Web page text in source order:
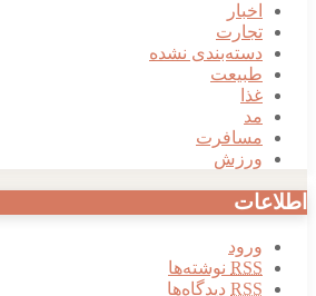
اخبار
تجارت
دسته‌بندی نشده
طبیعت
غذا
مد
مسافرت
ورزش
اطلاعات
ورود
RSS نوشته‌ها
RSS دیدگاه‌ها